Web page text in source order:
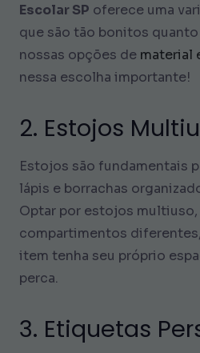
Escolar SP oferece uma
que são tão bonitos
nossas opções de material
nessa escolha importante!
2. Estojos
Estojos são fundamentais
lápis e borrachas
Optar por estojos
compartimentos
item tenha seu próprio
perca.
3. Etiquetas